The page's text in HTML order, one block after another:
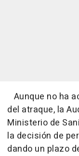
Aunque no ha
del atraque, la
Ministerio de
la decisión de
dando un plazo